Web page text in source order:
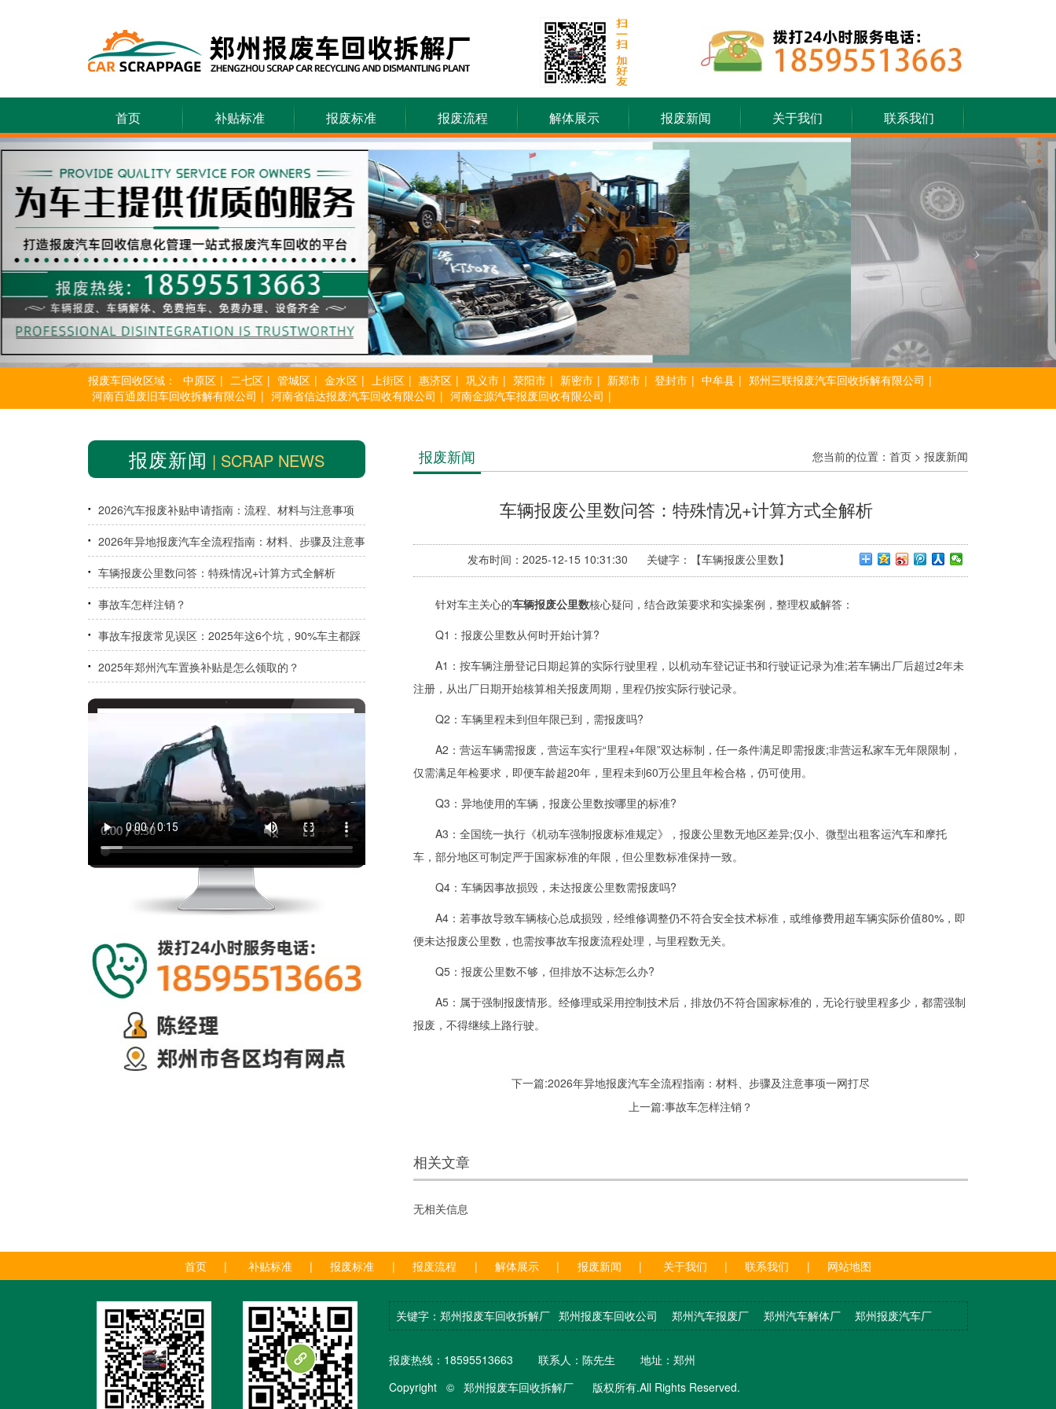
首页 补贴标准 报废标准 报废流程 解体展示 报废新闻 关于我们 联系我们
报废车回收区域： 中原区 | 二七区 | 管城区 | 金水区 | 上街区 | 惠济区 | 巩义市 | 荥阳市 | 新密市 | 新郑市 | 登封市 | 中牟县 | 郑州三联报废汽车回收拆解有限公司 |
河南百通废旧车回收拆解有限公司 | 河南省信达报废汽车回收有限公司 | 河南金源汽车报废回收有限公司 |
报废新闻 | SCRAP NEWS
2026汽车报废补贴申请指南：流程、材料与注意事项
2026年异地报废汽车全流程指南：材料、步骤及注意事
项一网打尽
车辆报废公里数问答：特殊情况+计算方式全解析
事故车怎样注销？
事故车报废常见误区：2025年这6个坑，90%车主都踩
过
2025年郑州汽车置换补贴是怎么领取的？
报废新闻 您当前的位置： 首页> 报废新闻
车辆报废公里数问答：特殊情况+计算方式全解析
发布时间：2025-12-15 10:31:30 关键字：【车辆报废公里数】
针对车主关心的车辆报废公里数核心疑问，结合政策要求和实操案例，整理权威解答：
Q1：报废公里数从何时开始计算?
A1：按车辆注册登记日期起算的实际行驶里程，以机动车登记证书和行驶证记录为准;若车辆出厂后超过2年未
注册，从出厂日期开始核算相关报废周期，里程仍按实际行驶记录。
Q2：车辆里程未到但年限已到，需报废吗?
A2：营运车辆需报废，营运车实行“里程+年限”双达标制，任一条件满足即需报废;非营运私家车无年限限制，
仅需满足年检要求，即便车龄超20年，里程未到60万公里且年检合格，仍可使用。
Q3：异地使用的车辆，报废公里数按哪里的标准?
A3：全国统一执行《机动车强制报废标准规定》，报废公里数无地区差异;仅小、微型出租客运汽车和摩托
车，部分地区可制定严于国家标准的年限，但公里数标准保持一致。
Q4：车辆因事故损毁，未达报废公里数需报废吗?
A4：若事故导致车辆核心总成损毁，经维修调整仍不符合安全技术标准，或维修费用超车辆实际价值80%，即
便未达报废公里数，也需按事故车报废流程处理，与里程数无关。
Q5：报废公里数不够，但排放不达标怎么办?
A5：属于强制报废情形。经修理或采用控制技术后，排放仍不符合国家标准的，无论行驶里程多少，都需强制
报废，不得继续上路行驶。
下一篇:2026年异地报废汽车全流程指南：材料、步骤及注意事项一网打尽
上一篇:事故车怎样注销？
相关文章
无相关信息
首页 | 补贴标准 | 报废标准 | 报废流程 | 解体展示 | 报废新闻 | 关于我们 | 联系我们 | 网站地图
关键字：郑州报废车回收拆解厂 郑州报废车回收公司 郑州汽车报废厂 郑州汽车解体厂 郑州报废汽车厂
报废热线：18595513663 联系人：陈先生 地址：郑州
Copyright © 郑州报废车回收拆解厂 版权所有.All Rights Reserved.